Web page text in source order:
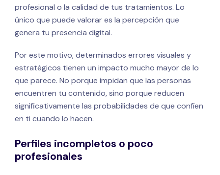
profesional o la calidad de tus tratamientos. Lo
único que puede valorar es la percepción que
genera tu presencia digital.
Por este motivo, determinados errores visuales y
estratégicos tienen un impacto mucho mayor de lo
que parece. No porque impidan que las personas
encuentren tu contenido, sino porque reducen
significativamente las probabilidades de que confíen
en ti cuando lo hacen.
Perfiles incompletos o poco
profesionales